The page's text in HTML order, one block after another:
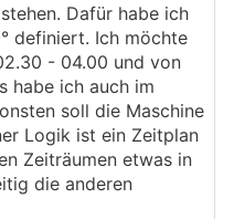
Dafür habe ich
definiert. Ich möchte
- 04.00 und von
habe ich auch im
soll die Maschine
Logik ist ein Zeitplan
Zeiträumen etwas in
die anderen